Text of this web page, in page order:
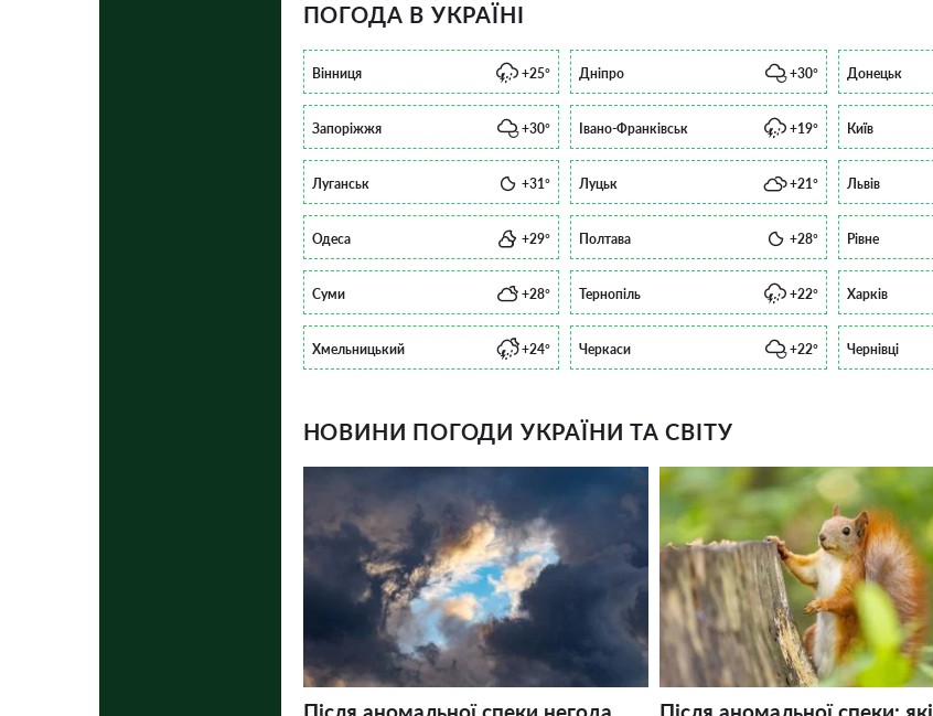
ПОГОДА В УКРАЇНІ
Вінниця +25° Дніпро +30° Донецьк
Запоріжжя +30° Івано-Франківськ +19° Київ
Луганськ +31° Луцьк +21° Львів
Одеса +29° Полтава +28° Рівне
Суми +28° Тернопіль +22° Харків
Хмельницький +24° Черкаси +22° Чернівці
НОВИНИ ПОГОДИ УКРАЇНИ ТА СВІТУ